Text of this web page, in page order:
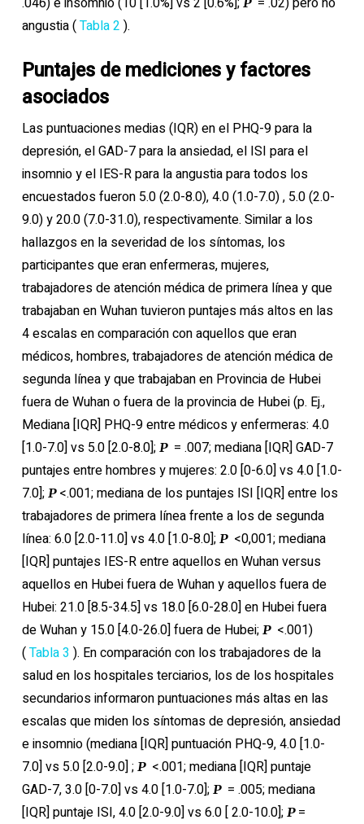
angustia (Tabla 2 ).
Puntajes de mediciones y factores
asociados
Las puntuaciones medias (IQR) en el PHQ-9 para la
depresión, el GAD-7 para la ansiedad, el ISI para el
insomnio y el IES-R para la angustia para todos los
encuestados fueron 5.0 (2.0-8.0), 4.0 (1.0-7.0) , 5.0 (2.0-
9.0) y 20.0 (7.0-31.0), respectivamente. Similar a los
hallazgos en la severidad de los síntomas, los
participantes que eran enfermeras, mujeres,
trabajadores de atención médica de primera línea y que
trabajaban en Wuhan tuvieron puntajes más altos en las
4 escalas en comparación con aquellos que eran
médicos, hombres, trabajadores de atención médica de
segunda línea y que trabajaban en Provincia de Hubei
fuera de Wuhan o fuera de la provincia de Hubei (p. Ej.,
Mediana [IQR] PHQ-9 entre médicos y enfermeras: 4.0
[1.0-7.0] vs 5.0 [2.0-8.0]; P= .007; mediana [IQR] GAD-7
puntajes entre hombres y mujeres: 2.0 [0-6.0] vs 4.0 [1.0-
7.0]; P<.001; mediana de los puntajes ISI [IQR] entre los
trabajadores de primera línea frente a los de segunda
línea: 6.0 [2.0-11.0] vs 4.0 [1.0-8.0]; P<0,001; mediana
[IQR] puntajes IES-R entre aquellos en Wuhan versus
aquellos en Hubei fuera de Wuhan y aquellos fuera de
Hubei: 21.0 [8.5-34.5] vs 18.0 [6.0-28.0] en Hubei fuera
de Wuhan y 15.0 [4.0-26.0] fuera de Hubei; P<.001)
(Tabla 3 ). En comparación con los trabajadores de la
salud en los hospitales terciarios, los de los hospitales
secundarios informaron puntuaciones más altas en las
escalas que miden los síntomas de depresión, ansiedad
e insomnio (mediana [IQR] puntuación PHQ-9, 4.0 [1.0-
7.0] vs 5.0 [2.0-9.0] ; P<.001; mediana [IQR] puntaje
GAD-7, 3.0 [0-7.0] vs 4.0 [1.0-7.0]; P= .005; mediana
[IQR] puntaje ISI, 4.0 [2.0-9.0] vs 6.0 [ 2.0-10.0]; P=